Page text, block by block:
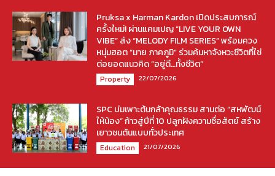
Pruksa x Harman Kardon เปิดประสบการณ์
ครั้งใหม่! ผ่านแคมเปญ “LIVE YOUR OWN
VIBE” ส่ง “MELODY FILM SERIES” พร้อมควง
หนุ่มฮอต “มาย ภาคภูมิ” ร่วมค้นหาจังหวะชีวิตที่ใช่
ต่อยอดแนวคิด “อยู่ดี…ทั้งชีวิต”
Property 22/07/2026
SPC บ่มเพาะต้นกล้าคุณธรรม สานต่อ “สหพัฒน์
ให้น้อง” ก้าวสู่ปีที่ 10 ปลูกฝังความซื่อสัตย์ สร้าง
เยาวชนต้นแบบทั่วประเทศ
Education 21/07/2026